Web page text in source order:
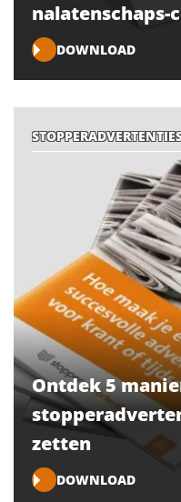
DOWNLOAD
Ontdek 5
zetten
DOWNLOAD